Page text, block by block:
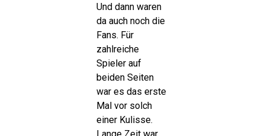
Und dann waren
da auch noch die
Fans. Für
zahlreiche
Spieler auf
beiden Seiten
war es das erste
Mal vor solch
einer Kulisse.
Lange Zeit war